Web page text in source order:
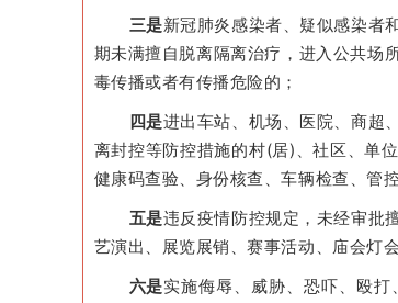
三是新冠肺炎感染者、疑似感染者
期未满擅自脱离隔离治疗，进入公共场
毒传播或者有传播危险的；
四是进出车站、机场、医院、商超
离封控等防控措施的村(居)、社区、单
健康码查验、身份核查、车辆检查、管
五是违反疫情防控规定，未经审批
艺演出、展览展销、赛事活动、庙会灯
六是实施侮辱、威胁、恐吓、殴